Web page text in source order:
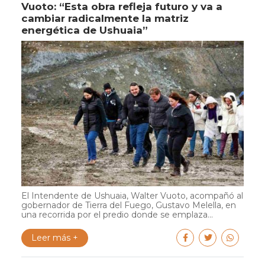
Vuoto: “Esta obra refleja futuro y va a
cambiar radicalmente la matriz
energética de Ushuaia”
El Intendente de Ushuaia, Walter Vuoto, acompañó al
gobernador de Tierra del Fuego, Gustavo Melella, en
una recorrida por el predio donde se emplaza...
Leer más +